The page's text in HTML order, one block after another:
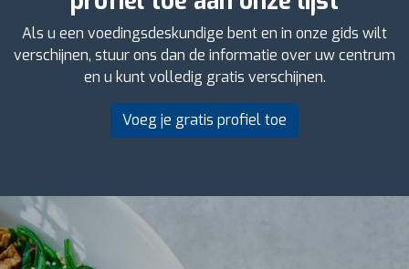
Als u een voedingsdeskundige bent en in onze gids wilt
verschijnen, stuur ons dan de informatie over uw centrum
en u kunt volledig gratis verschijnen.
Voeg je gratis profiel toe